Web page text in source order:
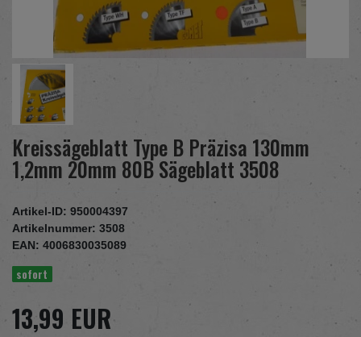
Kreissägeblatt Type B Präzisa 130mm
1,2mm 20mm 80B Sägeblatt 3508
Artikel-ID: 950004397
Artikelnummer: 3508
EAN: 4006830035089
sofort
13,99 EUR